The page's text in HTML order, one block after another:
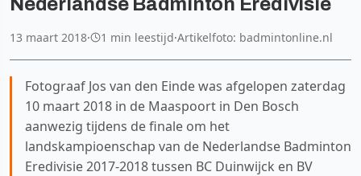
13 maart 2018· 1 min leestijd·Artikelfoto: badmintonline.nl
Fotograaf Jos van den Einde was afgelopen zaterdag
10 maart 2018 in de Maaspoort in Den Bosch
aanwezig tijdens de finale om het
landskampioenschap van de Nederlandse Badminton
Eredivisie 2017-2018 tussen BC Duinwijck en BV